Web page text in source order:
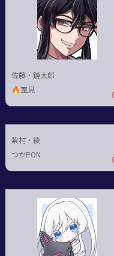
佐藤・鏡太郎
🔥室見
紫村・綾
つかPON